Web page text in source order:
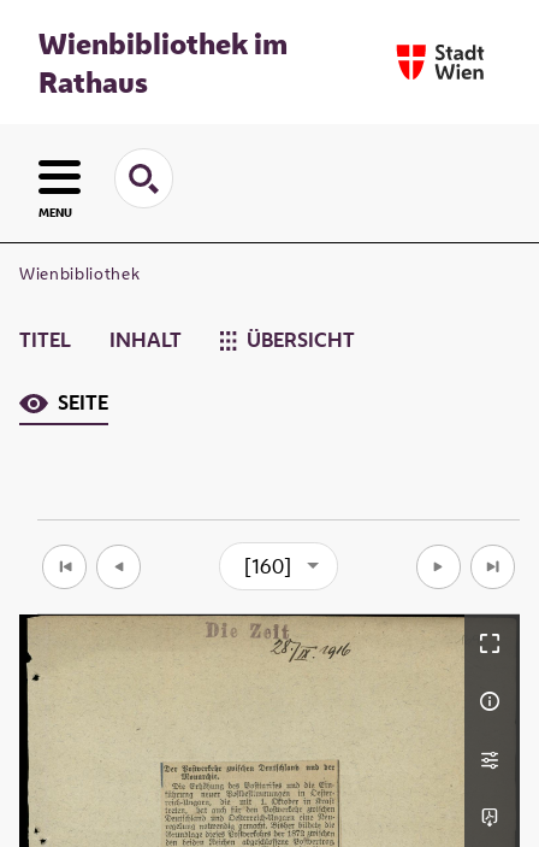
Wienbibliothek im
Rathaus
MENU
Wienbibliothek
TITEL INHALT ÜBERSICHT
SEITE
[160]